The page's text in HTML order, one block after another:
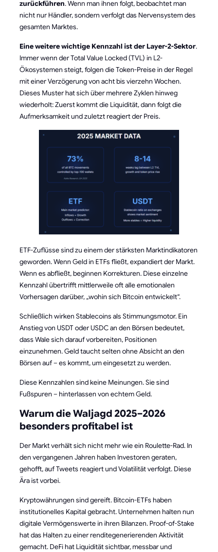
zurückführen. Wenn man ihnen folgt, beobachtet man
nicht nur Händler, sondern verfolgt das Nervensystem des
gesamten Marktes.
Eine weitere wichtige Kennzahl ist der Layer-2-Sektor.
Immer wenn der Total Value Locked (TVL) in L2-
Ökosystemen steigt, folgen die Token-Preise in der Regel
mit einer Verzögerung von acht bis vierzehn Wochen.
Dieses Muster hat sich über mehrere Zyklen hinweg
wiederholt: Zuerst kommt die Liquidität, dann folgt die
Aufmerksamkeit und zuletzt reagiert der Preis.
ETF-Zuflüsse sind zu einem der stärksten Marktindikatoren
geworden. Wenn Geld in ETFs fließt, expandiert der Markt.
Wenn es abfließt, beginnen Korrekturen. Diese einzelne
Kennzahl übertrifft mittlerweile oft alle emotionalen
Vorhersagen darüber, „wohin sich Bitcoin entwickelt“.
Schließlich wirken Stablecoins als Stimmungsmotor. Ein
Anstieg von USDT oder USDC an den Börsen bedeutet,
dass Wale sich darauf vorbereiten, Positionen
einzunehmen. Geld taucht selten ohne Absicht an den
Börsen auf – es kommt, um eingesetzt zu werden.
Diese Kennzahlen sind keine Meinungen. Sie sind
Fußspuren – hinterlassen von echtem Geld.
Warum die Waljagd 2025–2026
besonders profitabel ist
Der Markt verhält sich nicht mehr wie ein Roulette-Rad. In
den vergangenen Jahren haben Investoren geraten,
gehofft, auf Tweets reagiert und Volatilität verfolgt. Diese
Ära ist vorbei.
Kryptowährungen sind gereift. Bitcoin-ETFs haben
institutionelles Kapital gebracht. Unternehmen halten nun
digitale Vermögenswerte in ihren Bilanzen. Proof-of-Stake
hat das Halten zu einer renditegenerierenden Aktivität
gemacht. DeFi hat Liquidität sichtbar, messbar und